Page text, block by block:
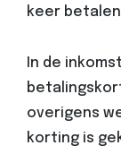
keer
In de
overigens
korting is